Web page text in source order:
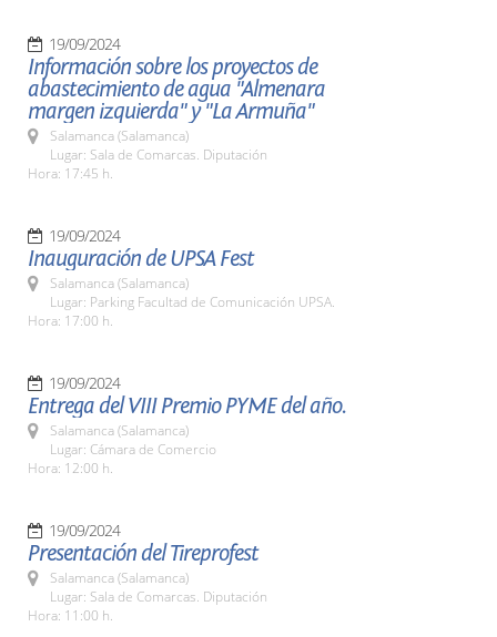
19/09/2024
Información sobre los proyectos de
abastecimiento de agua "Almenara
margen izquierda" y "La Armuña"
Salamanca (Salamanca)
Lugar: Sala de Comarcas. Diputación
Hora: 17:45 h.
19/09/2024
Inauguración de UPSA Fest
Salamanca (Salamanca)
Lugar: Parking Facultad de Comunicación UPSA.
Hora: 17:00 h.
19/09/2024
Entrega del VIII Premio PYME del año.
Salamanca (Salamanca)
Lugar: Cámara de Comercio
Hora: 12:00 h.
19/09/2024
Presentación del Tireprofest
Salamanca (Salamanca)
Lugar: Sala de Comarcas. Diputación
Hora: 11:00 h.